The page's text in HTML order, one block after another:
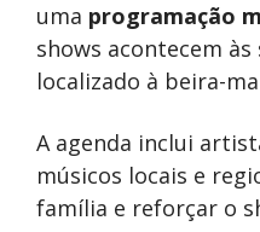
uma programação
shows acontecem
localizado à beira-
A agenda inclui
músicos locais e
família e reforçar o